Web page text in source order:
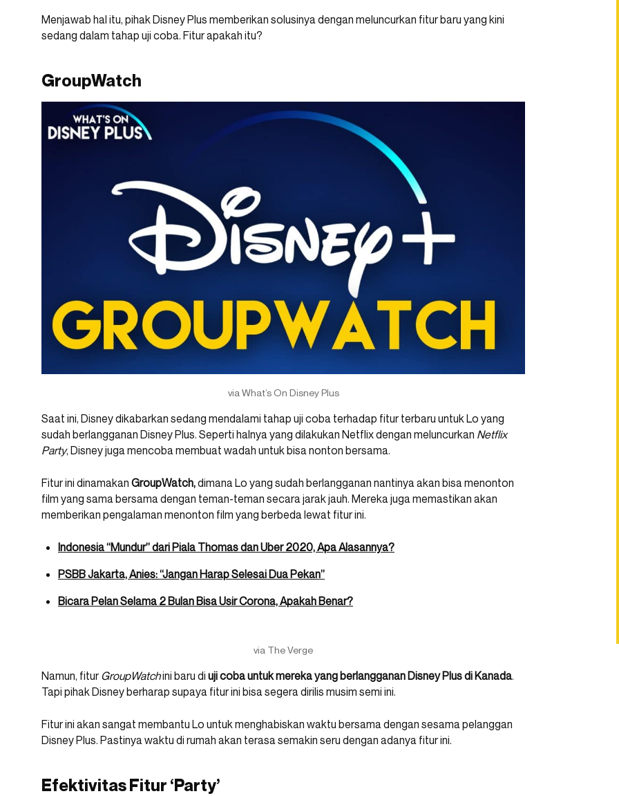
Menjawab hal itu, pihak Disney Plus memberikan solusinya dengan meluncurkan fitur baru yang kini
sedang dalam tahap uji coba. Fitur apakah itu?
GroupWatch
via What’s On Disney Plus
Saat ini, Disney dikabarkan sedang mendalami tahap uji coba terhadap fitur terbaru untuk Lo yang
sudah berlangganan Disney Plus. Seperti halnya yang dilakukan Netflix dengan meluncurkan Netflix
Party, Disney juga mencoba membuat wadah untuk bisa nonton bersama.
Fitur ini dinamakan GroupWatch,dimana Lo yang sudah berlangganan nantinya akan bisa menonton
film yang sama bersama dengan teman-teman secara jarak jauh. Mereka juga memastikan akan
memberikan pengalaman menonton film yang berbeda lewat fitur ini.
Indonesia “Mundur” dari Piala Thomas dan Uber 2020, Apa Alasannya?
PSBB Jakarta, Anies: “Jangan Harap Selesai Dua Pekan”
Bicara Pelan Selama 2 Bulan Bisa Usir Corona, Apakah Benar?
via The Verge
Namun, fitur GroupWatchini baru di uji coba untuk mereka yang berlangganan Disney Plus di Kanada.
Tapi pihak Disney berharap supaya fitur ini bisa segera dirilis musim semi ini.
Fitur ini akan sangat membantu Lo untuk menghabiskan waktu bersama dengan sesama pelanggan
Disney Plus. Pastinya waktu di rumah akan terasa semakin seru dengan adanya fitur ini.
Efektivitas Fitur ‘Party’